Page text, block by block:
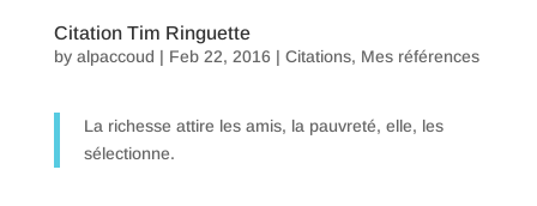
Citation Tim Ringuette
by alpaccoud | Feb 22, 2016 | Citations, Mes références
La richesse attire les amis, la pauvreté, elle, les
sélectionne.